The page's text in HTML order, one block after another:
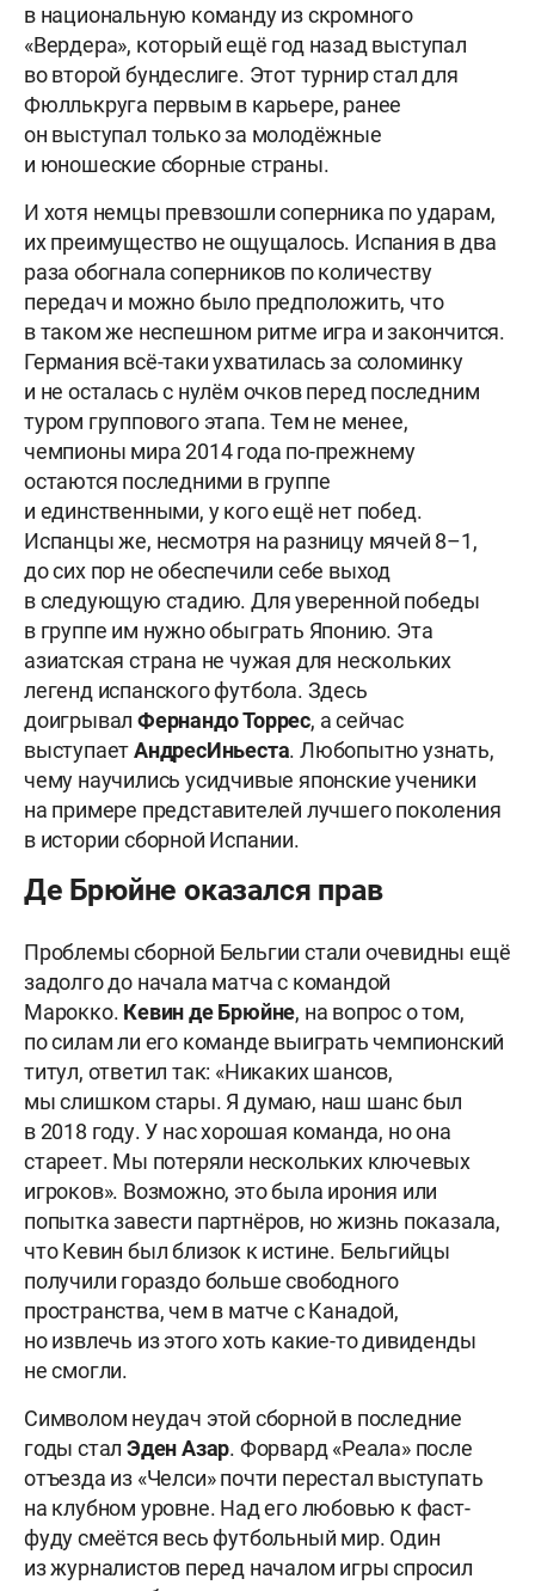
в национальную команду из скромного
«Вердера», который ещё год назад выступал
во второй бундеслиге. Этот турнир стал для
Фюллькруга первым в карьере, ранее
он выступал только за молодёжные
и юношеские сборные страны.
И хотя немцы превзошли соперника по ударам,
их преимущество не ощущалось. Испания в два
раза обогнала соперников по количеству
передач и можно было предположить, что
в таком же неспешном ритме игра и закончится.
Германия всё-таки ухватилась за соломинку
и не осталась с нулём очков перед последним
туром группового этапа. Тем не менее,
чемпионы мира 2014 года по-прежнему
остаются последними в группе
и единственными, у кого ещё нет побед.
Испанцы же, несмотря на разницу мячей 8–1,
до сих пор не обеспечили себе выход
в следующую стадию. Для уверенной победы
в группе им нужно обыграть Японию. Эта
азиатская страна не чужая для нескольких
легенд испанского футбола. Здесь
доигрывал ФернандоТоррес, а сейчас
выступаетАндресИньеста. Любопытно узнать,
чему научились усидчивые японские ученики
на примере представителей лучшего поколения
в истории сборной Испании.
Де Брюйне оказался прав
Проблемы сборной Бельгии стали очевидны ещё
задолго до начала матча с командой
Марокко. Кевинде Брюйне, на вопрос о том,
по силам ли его команде выиграть чемпионский
титул, ответил так: «Никаких шансов,
мы слишком стары. Я думаю, наш шанс был
в 2018 году. У нас хорошая команда, но она
стареет. Мы потеряли нескольких ключевых
игроков». Возможно, это была ирония или
попытка завести партнёров, но жизнь показала,
что Кевин был близок к истине. Бельгийцы
получили гораздо больше свободного
пространства, чем в матче с Канадой,
но извлечь из этого хоть какие-то дивиденды
не смогли.
Символом неудач этой сборной в последние
годы стал ЭденАзар. Форвард «Реала» после
отъезда из «Челси» почти перестал выступать
на клубном уровне. Над его любовью к фаст-
фуду смеётся весь футбольный мир. Один
из журналистов перед началом игры спросил